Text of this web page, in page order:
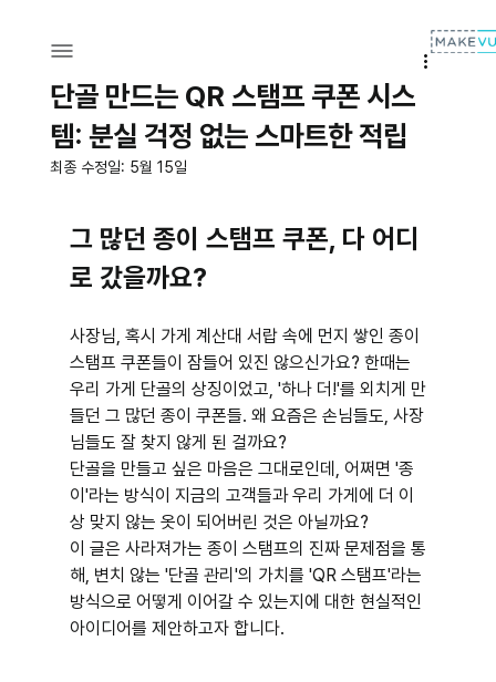
단골 만드는 QR 스탬프 쿠폰 시스
템: 분실 걱정 없는 스마트한 적립
최종 수정일: 5월 15일
그 많던 종이 스탬프 쿠폰, 다 어디
로 갔을까요?
사장님, 혹시 가게 계산대 서랍 속에 먼지 쌓인 종이
스탬프 쿠폰들이 잠들어 있진 않으신가요? 한때는
우리 가게 단골의 상징이었고, '하나 더!'를 외치게 만
들던 그 많던 종이 쿠폰들. 왜 요즘은 손님들도, 사장
님들도 잘 찾지 않게 된 걸까요?
단골을 만들고 싶은 마음은 그대로인데, 어쩌면 '종
이'라는 방식이 지금의 고객들과 우리 가게에 더 이
상 맞지 않는 옷이 되어버린 것은 아닐까요?
이 글은 사라져가는 종이 스탬프의 진짜 문제점을 통
해, 변치 않는 '단골 관리'의 가치를 'QR 스탬프'라는
방식으로 어떻게 이어갈 수 있는지에 대한 현실적인
아이디어를 제안하고자 합니다.